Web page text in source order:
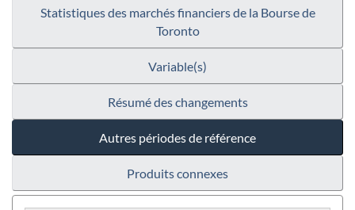
Statistiques des marchés financiers de la Bourse de
Toronto
Variable(s)
Résumé des changements
Autres périodes de référence
Produits connexes